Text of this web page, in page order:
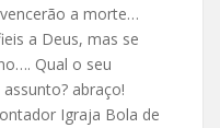
a morte…
a Deus, mas se
Qual o seu
abraço!
Igraja Bola de